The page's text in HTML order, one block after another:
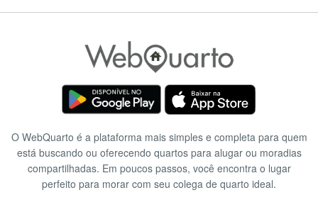
O WebQuarto é a plataforma mais simples e completa para quem
está buscando ou oferecendo quartos para alugar ou moradias
compartilhadas. Em poucos passos, você encontra o lugar
perfeito para morar com seu colega de quarto ideal.